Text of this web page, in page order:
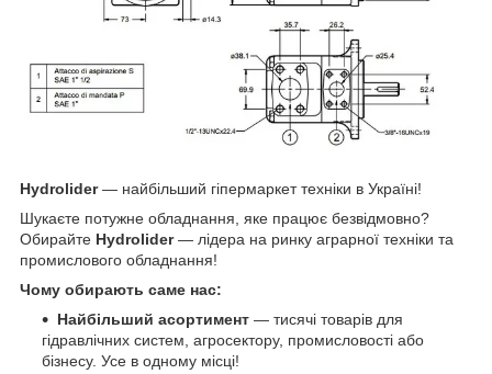
Hydrolider— найбільший гіпермаркет техніки в Україні!
Шукаєте потужне обладнання, яке працює безвідмовно?
Обирайте Hydrolider— лідера на ринку аграрної техніки та
промислового обладнання!
Чому обирають саме нас:
Найбільший асортимент — тисячі товарів для
гідравлічних систем, агросектору, промисловості або
бізнесу. Усе в одному місці!